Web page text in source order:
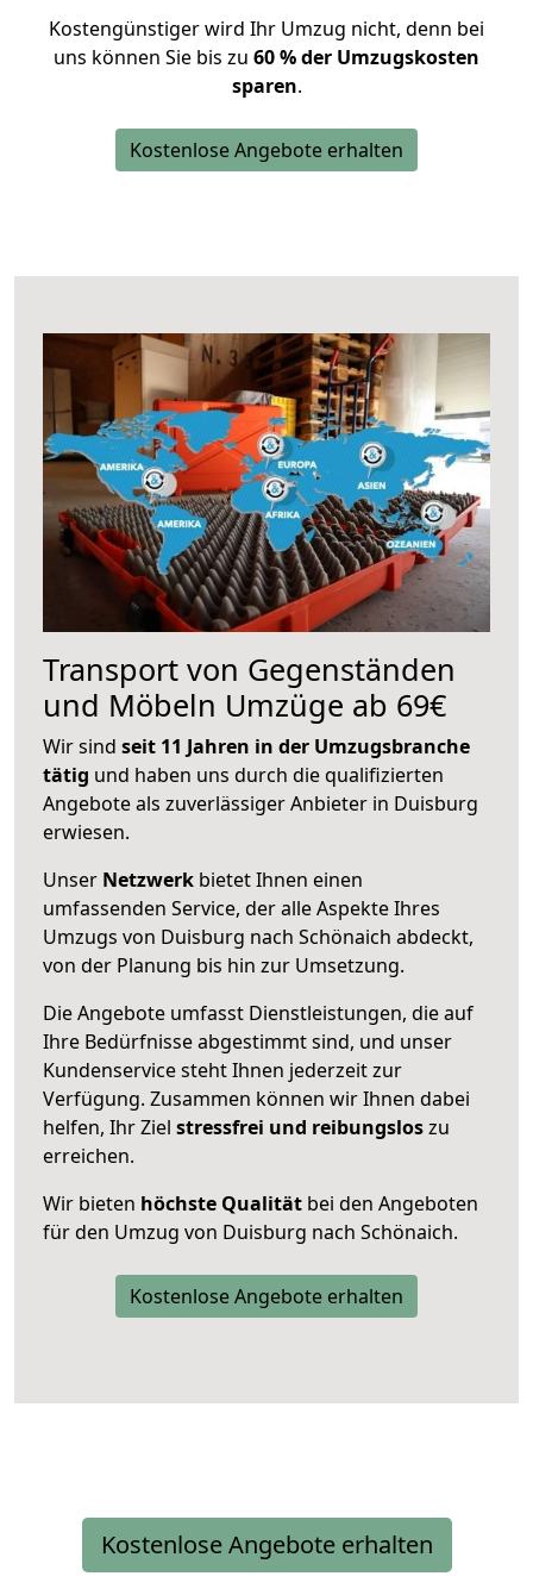
Kostengünstiger wird Ihr Umzug nicht, denn bei
uns können Sie bis zu 60 % der Umzugskosten
sparen.
Kostenlose Angebote erhalten
Transport von Gegenständen
und Möbeln Umzüge ab 69€
Wir sind seit 11 Jahren in der Umzugsbranche
tätig und haben uns durch die qualifizierten
Angebote als zuverlässiger Anbieter in Duisburg
erwiesen.
Unser Netzwerk bietet Ihnen einen
umfassenden Service, der alle Aspekte Ihres
Umzugs von Duisburg nach Schönaich abdeckt,
von der Planung bis hin zur Umsetzung.
Die Angebote umfasst Dienstleistungen, die auf
Ihre Bedürfnisse abgestimmt sind, und unser
Kundenservice steht Ihnen jederzeit zur
Verfügung. Zusammen können wir Ihnen dabei
helfen, Ihr Ziel stressfrei und reibungsloszu
erreichen.
Wir bieten höchste Qualität bei den Angeboten
für den Umzug von Duisburg nach Schönaich.
Kostenlose Angebote erhalten
Kostenlose Angebote erhalten